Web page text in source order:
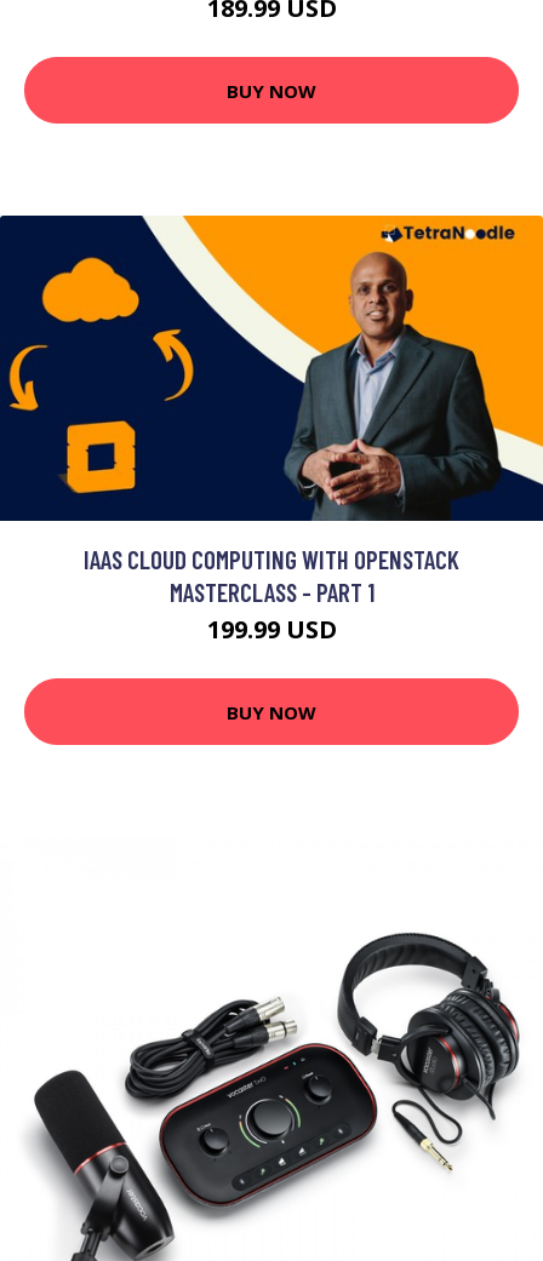
189.99 USD
BUY NOW
IAAS CLOUD COMPUTING WITH OPENSTACK
MASTERCLASS - PART 1
199.99 USD
BUY NOW